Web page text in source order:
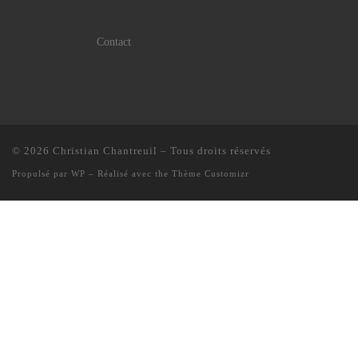
Contact
© 2026 Christian Chantreuil – Tous droits réservés
Propulsé par WP – Réalisé avec the Thème Customizr